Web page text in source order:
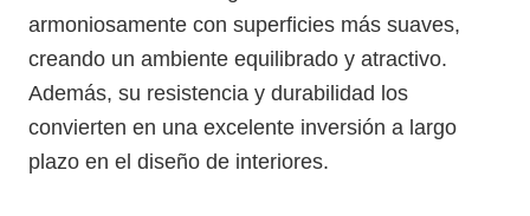
armoniosamente con superficies más suaves,
creando un ambiente equilibrado y atractivo.
Además, su resistencia y durabilidad los
convierten en una excelente inversión a largo
plazo en el diseño de interiores.